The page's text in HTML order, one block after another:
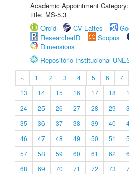
Academic Appointment
title: MS-5.3
Orcid
CV Lattes
ResearcherID
Scopus
Dimensions
Repositório Institucional
« 1 2 3 4 5 6 7
13
14 15 16 17 18
24
25 26 27 28 29
35
36 37 38 39 40
46
47 48 49 50 51
57
58 59 60 61 62
68
69 70 71 72 73